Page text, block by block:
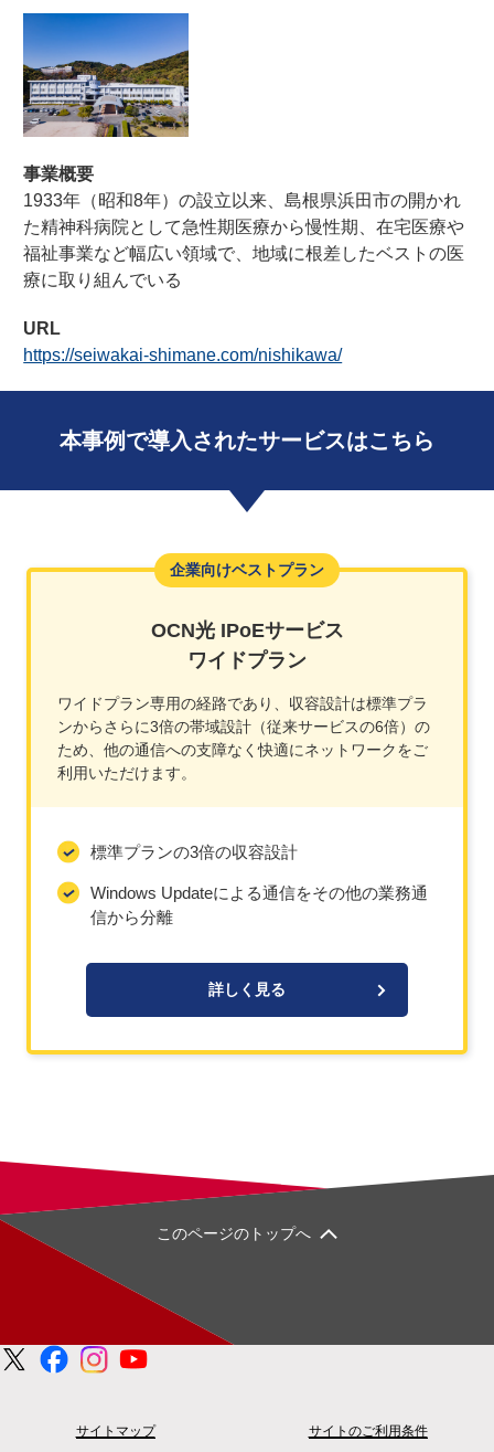
事業概要
1933年（昭和8年）の設立以来、島根県浜田市の開かれ
た精神科病院として急性期医療から慢性期、在宅医療や
福祉事業など幅広い領域で、地域に根差したベストの医
療に取り組んでいる
URL
https://seiwakai-shimane.com/nishikawa/
本事例で導入されたサービスはこちら
企業向けベストプラン
OCN光 IPoEサービス
ワイドプラン
ワイドプラン専用の経路であり、収容設計は標準プラ
ンからさらに3倍の帯域設計（従来サービスの6倍）の
ため、他の通信への支障なく快適にネットワークをご
利用いただけます。
標準プランの3倍の収容設計
Windows Updateによる通信をその他の業務通
信から分離
詳しく見る
このページのトップへ
サイトマップ サイトのご利用条件